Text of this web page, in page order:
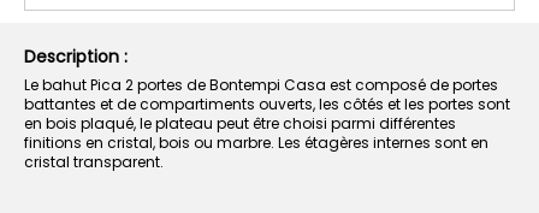
Description :
Le bahut Pica 2 portes de Bontempi Casa est composé de portes
battantes et de compartiments ouverts, les côtés et les portes sont
en bois plaqué, le plateau peut être choisi parmi différentes
finitions en cristal, bois ou marbre. Les étagères internes sont en
cristal transparent.